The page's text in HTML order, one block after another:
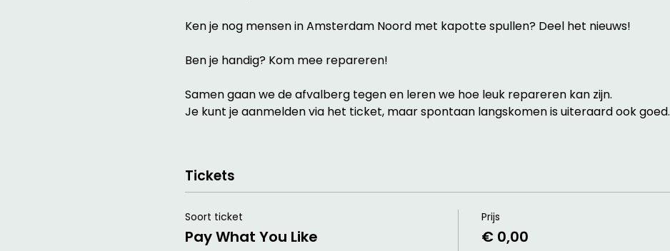
Ken je nog mensen in Amsterdam Noord met kapotte spullen? Deel het nieuws!
Ben je handig? Kom mee repareren!
Samen gaan we de afvalberg tegen en leren we hoe leuk repareren kan zijn.
Je kunt je aanmelden via het ticket, maar spontaan langskomen is uiteraard ook goed.
Tickets
Soort ticket
Pay What You Like
Prijs
€ 0,00